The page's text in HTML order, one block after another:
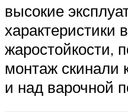
высокие
характеристики
жаростойкости,
монтаж скинали
и над варочной